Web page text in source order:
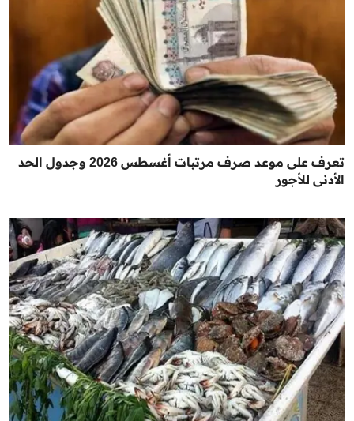
تعرف على موعد صرف مرتبات أغسطس 2026 وجدول الحد
الأدنى للأجور